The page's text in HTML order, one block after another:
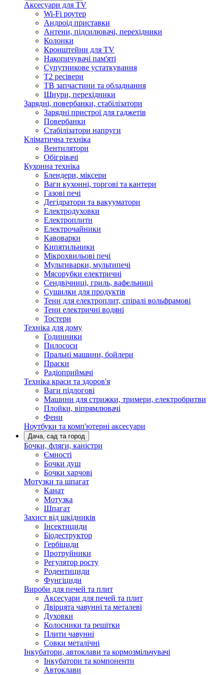
Аксесуари для TV
Wi-Fi роутер
Андроід приставки
Антени, підсилювачі, перехідники
Колонки
Кронштейни для TV
Накопичувачі пам'яті
Супутникове устаткування
Т2 ресівери
ТВ запчастини та обладнання
Шнури, перехідники
Зарядні, повербанки, стабілізатори
Зарядні пристрої для гаджетів
Повербанки
Стабілізатори напруги
Кліматична техніка
Вентилятори
Обігрівачі
Кухонна техніка
Блендери, міксери
Ваги кухонні, торгові та кантери
Газові печі
Дегідратори та вакууматори
Електродуховки
Електроплити
Електрочайники
Кавоварки
Кипятильники
Мікрохвильові печі
Мультиварки, мультипечі
Мясорубки електричні
Сендвічниці, гриль, вафельниці
Сушилки для продуктів
Тени для електроплит, спіралі вольфрамові
Тени електричні водяні
Тостери
Техніка для дому
Годинники
Пилососи
Пральні машини, бойлери
Праски
Радіоприймачі
Техніка краси та здоров'я
Ваги підлогові
Машини для стрижки, тримери, електробритви
Плойки, віпрямлювачі
Фени
Ноутбуки та комп'ютерні аксесуари
Дача, сад та город
Бочки, фляги, каністри
Ємності
Бочки душ
Бочки харчові
Мотузки та шпагат
Канат
Мотузка
Шпагат
Захист від шкідників
Інсектициди
Біодеструктор
Гербіциди
Протруйники
Регулятор росту
Родентициди
Фунгіциди
Вироби для печей та плит
Аксесуари для печей та плит
Двірцята чавунні та металеві
Духовки
Колосники та решітки
Плити чавунні
Совки металічні
Інкубатори, автоклави та кормозмільчувачі
Інкубатори та компоненти
Автоклави